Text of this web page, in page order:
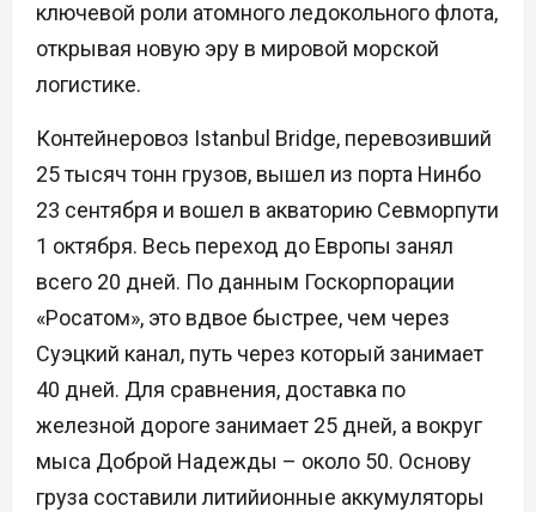
ключевой роли атомного ледокольного флота,
открывая новую эру в мировой морской
логистике.
Контейнеровоз Istanbul Bridge, перевозивший
25 тысяч тонн грузов, вышел из порта Нинбо
23 сентября и вошел в акваторию Севморпути
1 октября. Весь переход до Европы занял
всего 20 дней. По данным Госкорпорации
«Росатом», это вдвое быстрее, чем через
Суэцкий канал, путь через который занимает
40 дней. Для сравнения, доставка по
железной дороге занимает 25 дней, а вокруг
мыса Доброй Надежды – около 50. Основу
груза составили литийионные аккумуляторы